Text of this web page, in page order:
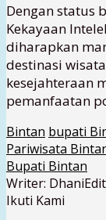
Dengan status
Kekayaan
diharapkan
destinasi
kesejahteraan
pemanfaatan
Bintan bupati
Pariwisata
Bupati Bintan
Writer: Dhani
Ikuti Kami